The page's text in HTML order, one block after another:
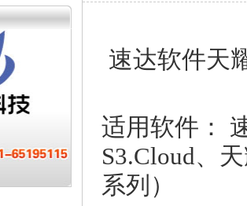
速达软件天
适用软件：
S3.Cloud、
系列）